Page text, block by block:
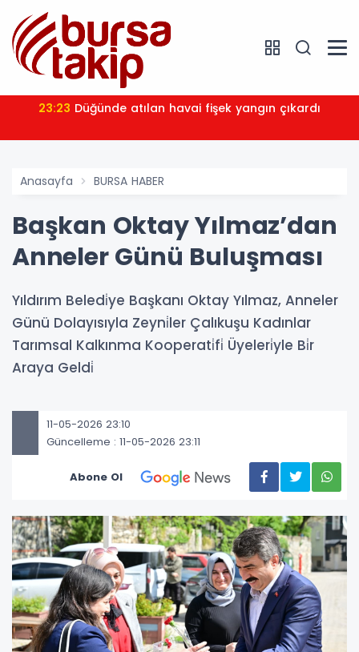
23:23 Düğünde atılan havai fişek yangın çıkardı
Anasayfa BURSA HABER
Başkan Oktay Yılmaz’dan
Anneler Günü Buluşması
Yıldırım Beledi̇ye Başkanı Oktay Yılmaz, Anneler
Günü Dolayısıyla Zeyni̇ler Çalıkuşu Kadınlar
Tarımsal Kalkınma Kooperati̇fi̇ Üyeleri̇yle Bi̇r
Araya Geldi̇
11-05-2026 23:10
Güncelleme : 11-05-2026 23:11
Abone Ol